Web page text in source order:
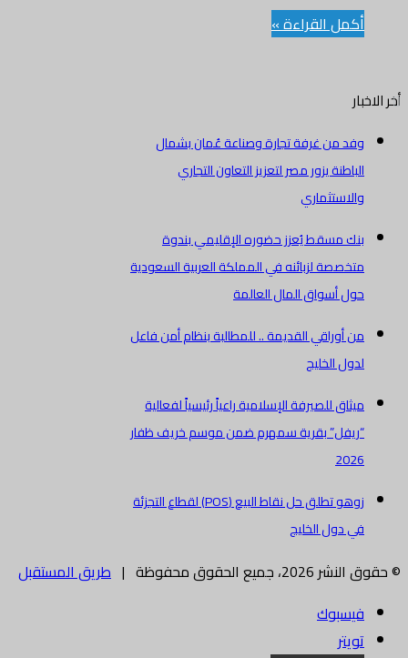
أكمل القراءة »
أخر الاخبار
وفد من غرفة تجارة وصناعة عُمان بشمال
الباطنة يزور مصر لتعزيز التعاون التجاري
والاستثماري
بنك مسقط يُعزز حضوره الإقليمي بندوة
متخصصة لزبائنه في المملكة العربية السعودية
حول أسواق المال العالمة
من أوراقي القديمة .. للمطالبة بنظام أمن فاعل
لدول الخليج
ميثاق للصيرفة الإسلامية راعياً رئيسياً لفعالية
“ريفل” بقرية سمهرم ضمن موسم خريف ظفار
2026
زوهو تطلق حل نقاط البيع (POS) لقطاع التجزئة
في دول الخليج
© حقوق النشر 2026، جميع الحقوق محفوظة |
طريق المستقبل
فيسبوك
تويتر